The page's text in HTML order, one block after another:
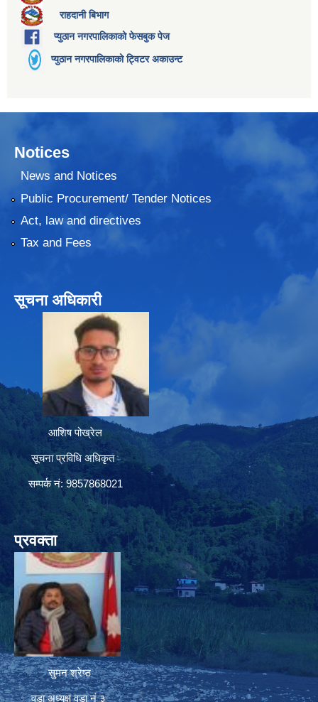
राहदानी बिभाग
प्युठान नगरपालिकाको फेसबुक पेज
प्युठान नगरपालिकाको ट्विटर अकाउन्ट
Notices
News and Notices
Public Procurement/ Tender Notices
Act, law and directives
Tax and Fees
सूचना अधिकारी
आशिष पोख्रेल
सूचना प्रविधि अधिकृत
सम्पर्क नं: 9857868021
प्रवक्ता
सुमन श्रेष्ठ
वडा अध्यक्ष वडा नं ३